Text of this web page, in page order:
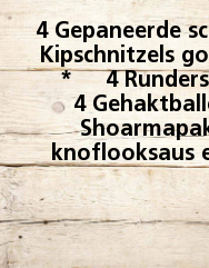
4
Kipschnitzels
* 4
4
knoflooksaus